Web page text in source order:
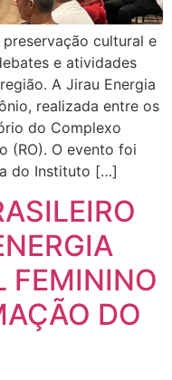
cultural e
e atividades
A Jirau Energia
realizada entre os
do Complexo
(RO). O evento foi
do Instituto […]
FEMININO
DO